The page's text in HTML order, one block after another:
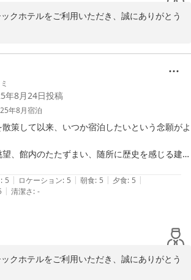
ある建物や庭園、竹島の景色が特別なひとと
ことを願っております。
ふさわしい時間をお過ごしいただけるよう、
供に努めてまいります。
日をスタッフ一同、心よりお待ち申し上げま
　宿泊課
プルに古いという印象を受けました。扉のデザイ
ない良さがあったのも確かですが。
際足を止めて丁寧にお辞儀までしてくださる方も
ころ誰もおらず、呼び鈴や案内もなく途方に暮れ
待したいところです。
ここだけにしかないもので十分に満喫できました
風景を楽しんだのも確かですが、トータルでは
うのが正直なところです。
テルに相応しくなかっただけという可能性も当
クホテルをご利用いただき、誠にありがとう
見をお寄せくださり誠にありがとうございま
ただき、慰労のご旅行という大切な機会に当
した事、心より御礼申し上げます。
三河湾と竹島の景観などに温かいお言葉を頂
ます。
のうえでのアクセスの良さについてもお役に
でございます。
面や音の問題、館内デザイン、そして接客の
きましては、ご期待に添えず誠に申し訳ござ
に差があったとのご指摘は真摯に受け止め、ス
応、品質の均一化
年8月24日投稿
年8月宿泊
策して以来、いつか宿泊したいという念願がよ
、館内のたたずまい、随所に歴史を感じる建物
きました。
ったです。
ウト時直接お伝えすればよかったのですが、洗
漏水しています。
: 5 | ロケーション: 5 | 朝食: 5 | 夕食: 5 |
| 清潔さ: -
クホテルをご利用いただき、誠にありがとう